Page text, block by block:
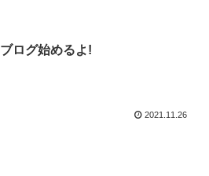
ブログ始めるよ!
2021.11.26